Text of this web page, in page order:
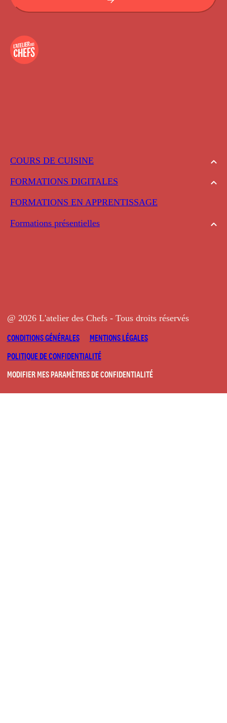
COURS DE CUISINE
FORMATIONS DIGITALES
FORMATIONS EN APPRENTISSAGE
Formations présentielles
@ 2026 L'atelier des Chefs - Tous droits réservés
CONDITIONS GÉNÉRALES
MENTIONS LÉGALES
POLITIQUE DE CONFIDENTIALITÉ
MODIFIER MES PARAMÈTRES DE CONFIDENTIALITÉ